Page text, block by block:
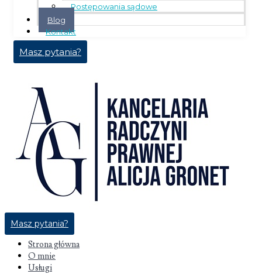
Postępowania sądowe
Blog
Kontakt
Masz pytania?
Masz pytania?
Strona główna
O mnie
Usługi